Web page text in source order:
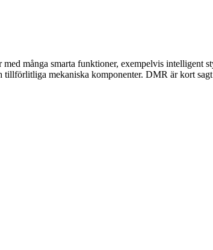
många smarta funktioner, exempelvis intelligent
mekaniska komponenter. DMR är kort